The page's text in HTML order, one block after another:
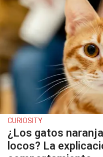
CURIOSITY
¿Los gatos
locos? La